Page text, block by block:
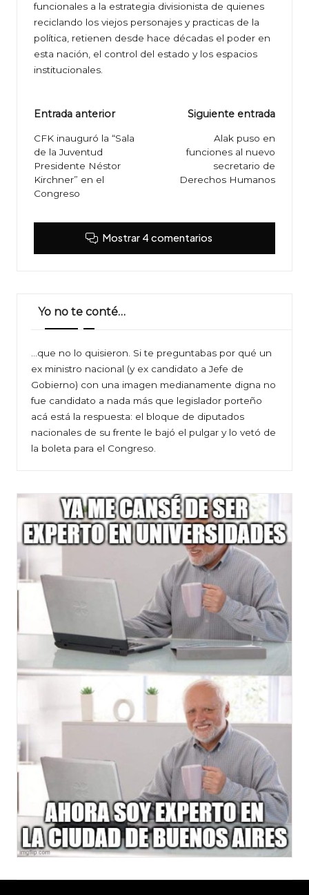
funcionales a la estrategia divisionista de quienes
reciclando los viejos personajes y practicas de la
política, retienen desde hace décadas el poder en
esta nación, el control del estado y los espacios
institucionales.
Navegación
de
entradas
Entrada anterior
CFK inauguró la “Sala
de la Juventud
Presidente Néstor
Kirchner” en el
Congreso
Siguiente entrada
Alak puso en
funciones al nuevo
secretario de
Derechos Humanos
Mostrar 4 comentarios
Yo no te conté…
…que no lo quisieron. Si te preguntabas por qué un
ex ministro nacional (y ex candidato a Jefe de
Gobierno) con una imagen medianamente digna no
fue candidato a nada más que legislador porteño
acá está la respuesta: el bloque de diputados
nacionales de su frente le bajó el pulgar y lo vetó de
la boleta para el Congreso.